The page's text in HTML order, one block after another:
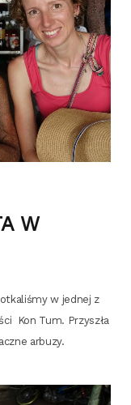
W
w jed­nej z
Kon Tum. Przy­szła
arbuzy.